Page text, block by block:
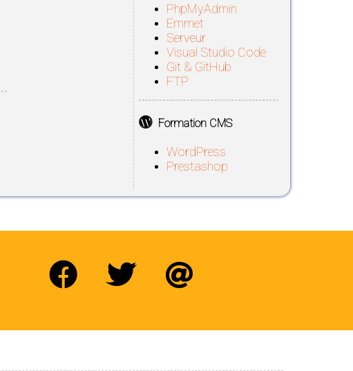
PhpMyAdmin
Emmet
Serveur
Visual Studio Code
Git & GitHub
FTP
Formation CMS
WordPress
Prestashop